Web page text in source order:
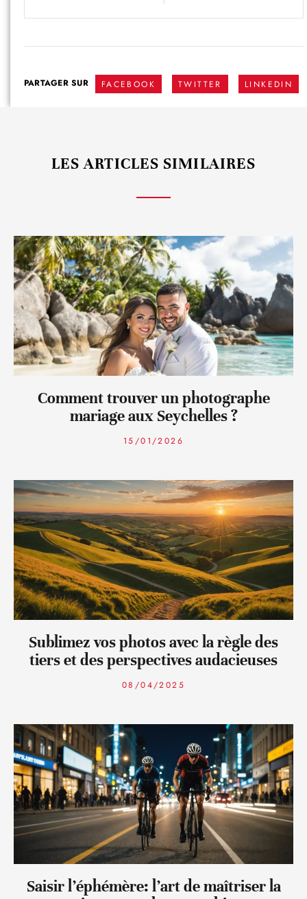
PARTAGER SUR FACEBOOK TWITTER LINKEDIN
LES ARTICLES SIMILAIRES
Comment trouver un photographe
mariage aux Seychelles ?
15/01/2026
Sublimez vos photos avec la règle des
tiers et des perspectives audacieuses
08/04/2025
Saisir l’éphémère: l’art de maîtriser la